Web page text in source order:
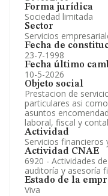
Forma jurídica
Sociedad limitada
Sector
Servicios
Fecha de
23-7-1998
Fecha último
10-5-2026
Objeto social
Prestacion de
particulares asi
asuntos
laboral, fiscal y
Actividad
Servicios financieros
Actividad CNAE
6920 - Actividades
auditoría y asesoría
Estado de la
Viva